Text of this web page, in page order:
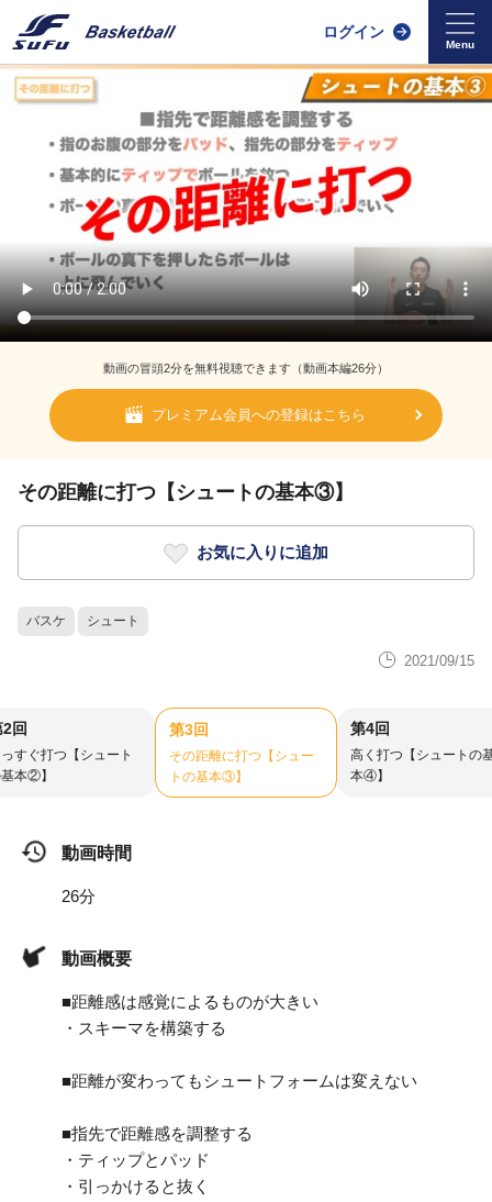
ログイン
動画の冒頭2分を無料視聴できます（動画本編26分）
プレミアム会員への登録はこちら
その距離に打つ【シュートの基本③】
お気に入りに追加
バスケ シュート
2021/09/15
回
すぐ打つ【シュート
本②】
第3回
その距離に打つ【シュー
トの基本③】
第4回
高く打つ【シュートの
本④】
動画時間
26分
動画概要
■距離感は感覚によるものが大きい
・スキーマを構築する
■距離が変わってもシュートフォームは変えない
■指先で距離感を調整する
・ティップとパッド
・引っかけると抜く